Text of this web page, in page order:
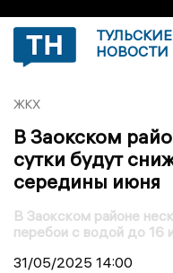
ТУЛЬСКИЕ
НОВОСТИ
ЖКХ
В Заокском
сутки будут
середины июня
В Заокском районе
перебои с водой до 16
31/05/2025 14:00